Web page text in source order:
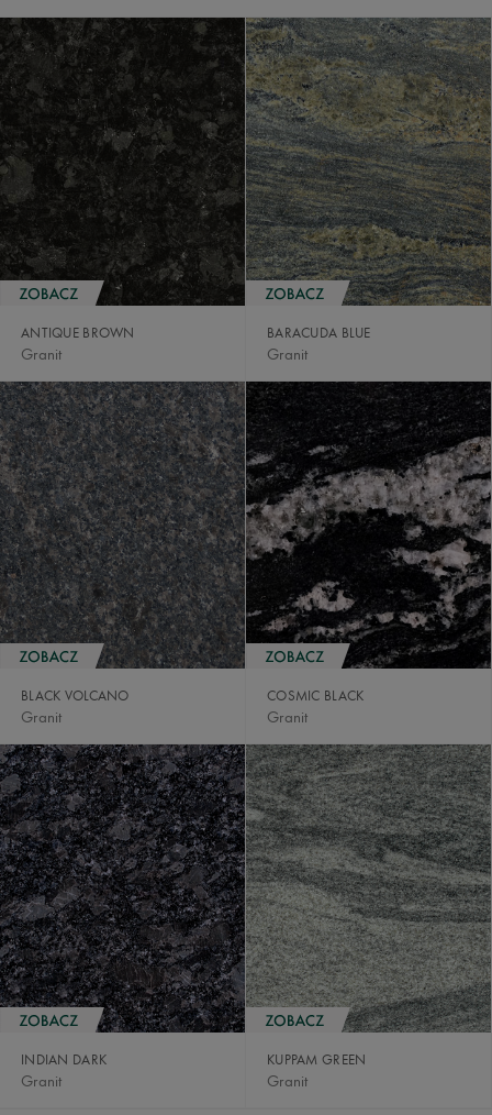
ANTIQUE BROWN
Granit
BARACUDA BLUE
Granit
BLACK VOLCANO
Granit
COSMIC BLACK
Granit
INDIAN DARK
Granit
KUPPAM GREEN
Granit